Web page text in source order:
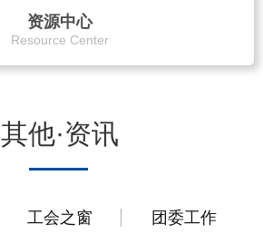
资源中心
Resource Center
其他·资讯
工会之窗 团委工作